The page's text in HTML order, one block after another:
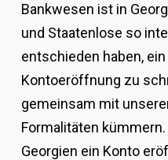
Bankwesen ist in
und Staatenlose so
entschieden haben,
Kontoeröffnung zu
gemeinsam mit
Formalitäten
Georgien ein Konto